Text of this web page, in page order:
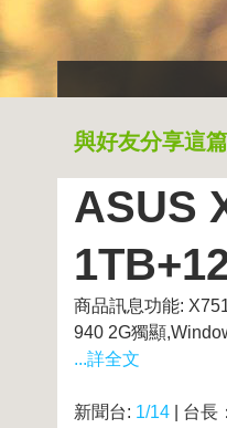
與好友分享這
ASUS
商品訊息功能:
940 2G獨顯
...詳全文
新聞台: 1/14 | 台長：